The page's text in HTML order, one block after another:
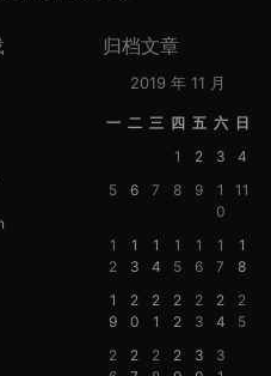
归档文章
2019 年 11 月
一 二 三 四 五 六 日
1
2 3
4
5
6 7 8 9
1
0
11
1
2
1
3
1
4
1
5
1
6
1
7
1
8
1
9
2
0
2
1
2
2
2
3
2
4
2
5
2
2
2
2
3
3